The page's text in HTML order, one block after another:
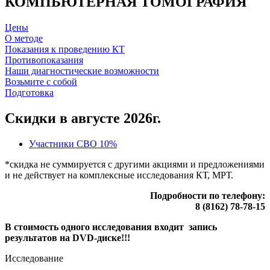
Цены
О методе
Показания к проведению КТ
Противопоказания
Наши диагностические возможности
Возьмите с собой
Подготовка
Скидки в августе 2026г.
Участники СВО 10%
*скидка не суммируется с другими акциями и предложениями
и не действует на комплексные исследования КТ, МРТ.
Подробности по телефону:
8 (8162) 78-78-15
В стоимость одного исследования входит запись
результатов на DVD-диске!!!
Исследование